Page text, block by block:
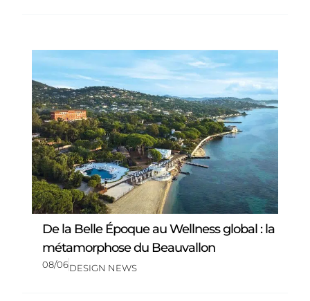
De la Belle Époque au Wellness global : la
métamorphose du Beauvallon
08/06DESIGN NEWS